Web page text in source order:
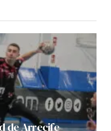
de Arrecife